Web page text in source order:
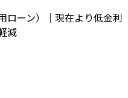
ローン）｜現在より低金利
減